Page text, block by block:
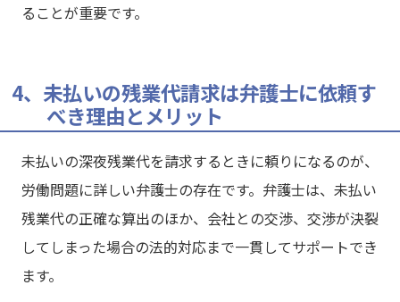
ることが重要です。
4、未払いの残業代請求は弁護士に依頼す
べき理由とメリット
未払いの深夜残業代を請求するときに頼りになるのが、
労働問題に詳しい弁護士の存在です。弁護士は、未払い
残業代の正確な算出のほか、会社との交渉、交渉が決裂
してしまった場合の法的対応まで一貫してサポートでき
ます。